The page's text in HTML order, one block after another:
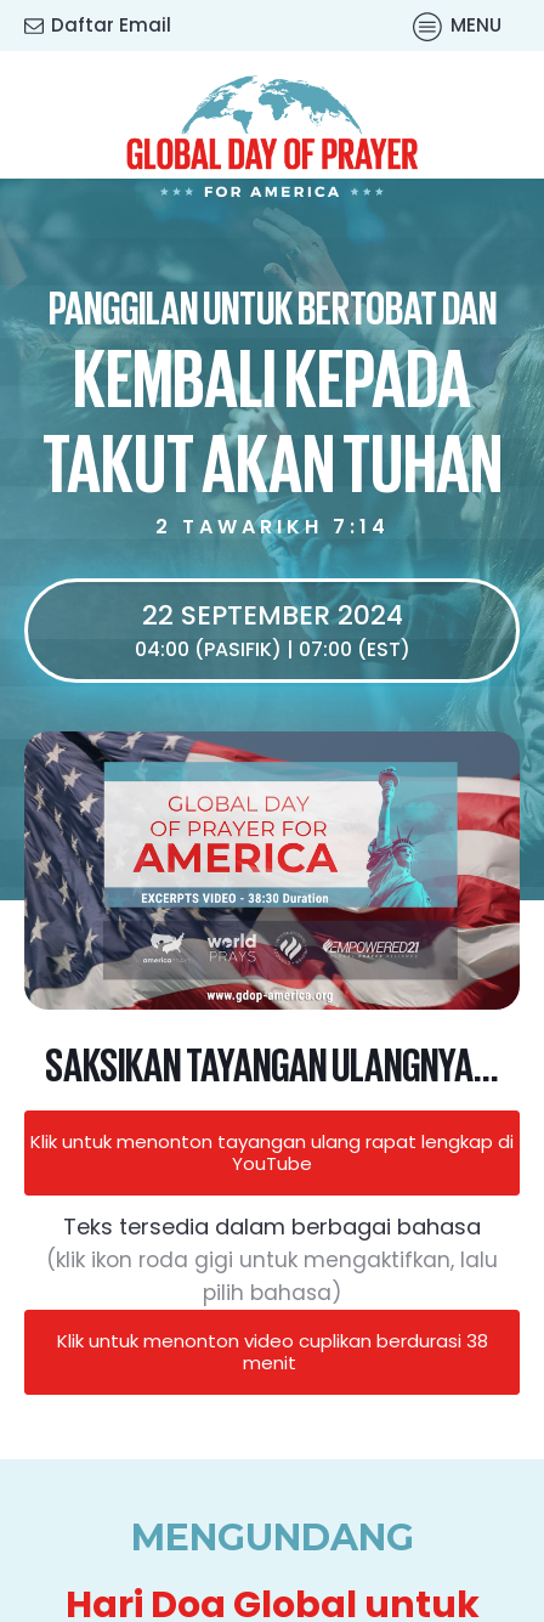
Daftar Email MENU
PANGGILAN UNTUK BERTOBAT DAN
KEMBALI KEPADA
TAKUT AKAN TUHAN
2 TAWARIKH 7:14
22 SEPTEMBER 2024
04:00 (PASIFIK) | 07:00 (EST)
SAKSIKAN TAYANGAN ULANGNYA...
Klik untuk menonton tayangan ulang rapat lengkap di
YouTube
Teks tersedia dalam berbagai bahasa
(klik ikon roda gigi untuk mengaktifkan, lalu
pilih bahasa)
Klik untuk menonton video cuplikan berdurasi 38
menit
MENGUNDANG
Hari Doa Global untuk